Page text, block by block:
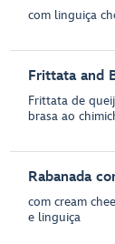
com linguiça
Frittata and
Frittata de
brasa ao
Rabanada
com cream
e linguiça